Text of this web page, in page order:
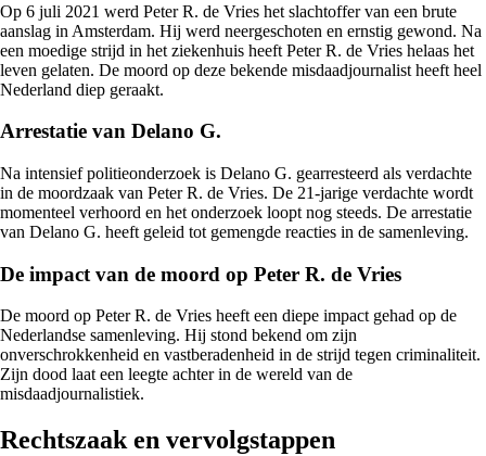
Op 6 juli 2021 werd Peter R. de Vries het slachtoffer van een brute
aanslag in Amsterdam. Hij werd neergeschoten en ernstig gewond. Na
een moedige strijd in het ziekenhuis heeft Peter R. de Vries helaas het
leven gelaten. De moord op deze bekende misdaadjournalist heeft heel
Nederland diep geraakt.
Arrestatie van Delano G.
Na intensief politieonderzoek is Delano G. gearresteerd als verdachte
in de moordzaak van Peter R. de Vries. De 21-jarige verdachte wordt
momenteel verhoord en het onderzoek loopt nog steeds. De arrestatie
van Delano G. heeft geleid tot gemengde reacties in de samenleving.
De impact van de moord op Peter R. de Vries
De moord op Peter R. de Vries heeft een diepe impact gehad op de
Nederlandse samenleving. Hij stond bekend om zijn
onverschrokkenheid en vastberadenheid in de strijd tegen criminaliteit.
Zijn dood laat een leegte achter in de wereld van de
misdaadjournalistiek.
Rechtszaak en vervolgstappen